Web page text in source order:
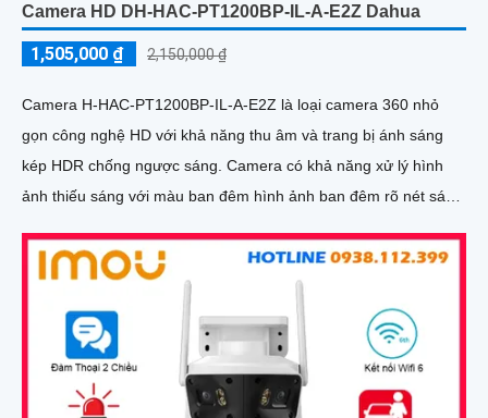
Camera HD DH-HAC-PT1200BP-IL-A-E2Z Dahua
1,505,000 ₫ 2,150,000 ₫
Camera H-HAC-PT1200BP-IL-A-E2Z là loại camera 360 nhỏ
gọn công nghệ HD với khả năng thu âm và trang bị ánh sáng
kép HDR chống ngược sáng. Camera có khả năng xử lý hình
ảnh thiếu sáng với màu ban đêm hình ảnh ban đêm rõ nét sáng